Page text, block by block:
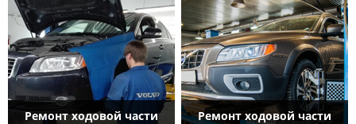
Ремонт ходовой части Ремонт ходовой части